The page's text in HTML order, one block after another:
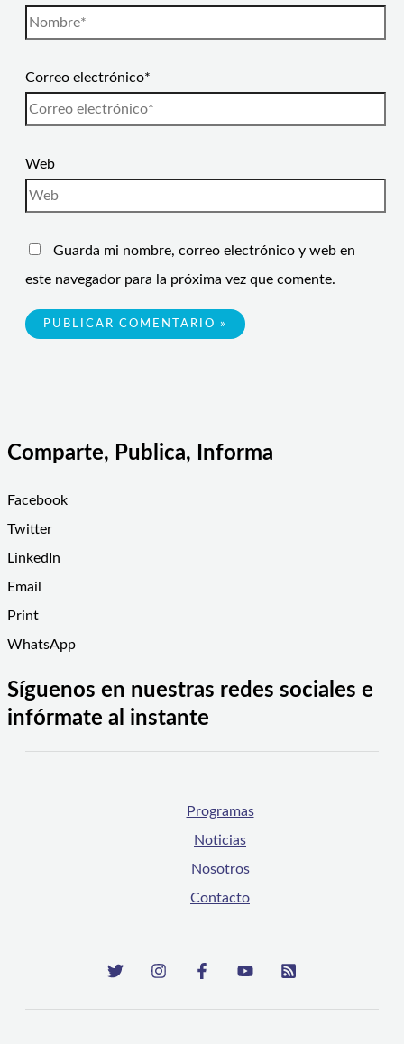
Correo electrónico*
Web
Guarda mi nombre, correo electrónico y web en
este navegador para la próxima vez que comente.
Comparte, Publica, Informa
Facebook
Twitter
LinkedIn
Email
Print
WhatsApp
Síguenos en nuestras redes sociales e
infórmate al instante
Programas
Noticias
Nosotros
Contacto